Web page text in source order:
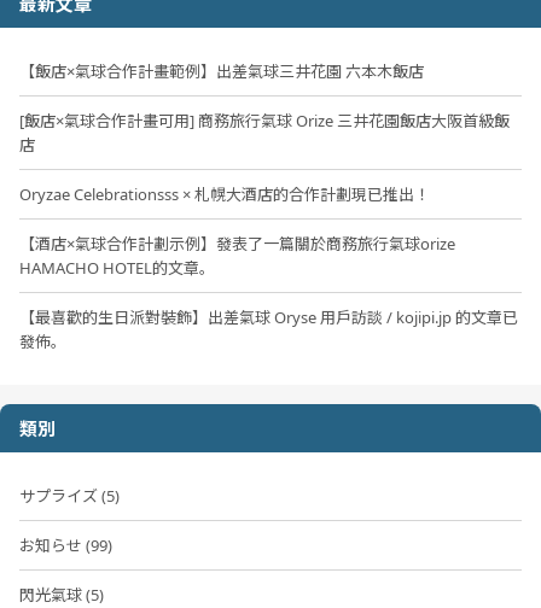
【飯店×氣球合作計畫範例】出差氣球三井花園 六本木飯店
[飯店×氣球合作計畫可用] 商務旅行氣球 Orize 三井花園飯店大阪首級飯
店
Oryzae Celebrationsss × 札幌大酒店的合作計劃現已推出！
【酒店×氣球合作計劃示例】發表了一篇關於商務旅行氣球orize
HAMACHO HOTEL的文章。
【最喜歡的生日派對裝飾】出差氣球 Oryse 用戶訪談 / kojipi.jp 的文章已
發佈。
類別
サプライズ (5)
お知らせ (99)
閃光氣球 (5)